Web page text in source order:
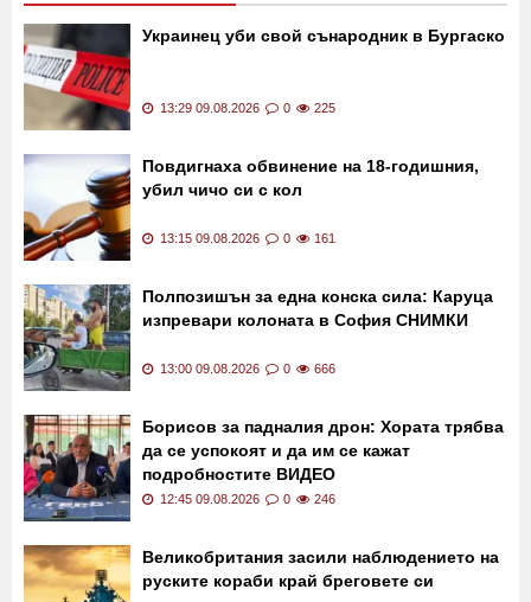
Украинец уби свой сънародник в Бургаско
13:29 09.08.2026 0 225
Повдигнаха обвинение на 18-годишния,
убил чичо си с кол
13:15 09.08.2026 0 161
Полпозишън за една конска сила: Каруца
изпревари колоната в София СНИМКИ
13:00 09.08.2026 0 666
Борисов за падналия дрон: Хората трябва
да се успокоят и да им се кажат
подробностите ВИДЕО
12:45 09.08.2026 0 246
Великобритания засили наблюдението на
руските кораби край бреговете си